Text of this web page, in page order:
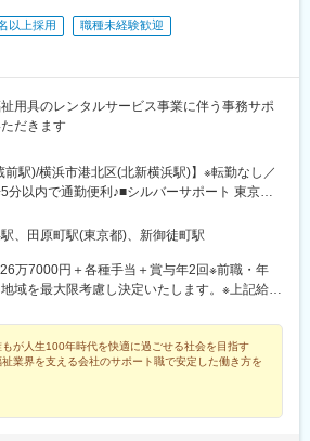
以上採用
職種未経験歓迎
用具のレンタルサービス事業に伴う事務サポ
だきます
前駅)/横浜市港北区(北新横浜駅)】※転勤なし／
分以内で通勤便利♪■シルバーサポート 東京店
3-19-11 中越蔵前ビル＜交通アクセス＞・都営
徒歩1分・都営浅草線「蔵前駅」徒歩3分・東
新羽町994-2＜交通アクセス＞横浜市営地下鉄
横浜駅」徒歩5分
、田原町駅(東京都)、新御徒町駅
万7000円＋各種手当＋賞与年2回※前職・年
域を最大限考慮し決定いたします。※上記給与
もが人生100年時代を快適に過ごせる社会を目指す
祉業界を支える会社のサポート職で安定した働き方を